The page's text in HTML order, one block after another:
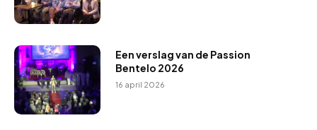
Een verslag van de Passion
Bentelo 2026
16 april 2026